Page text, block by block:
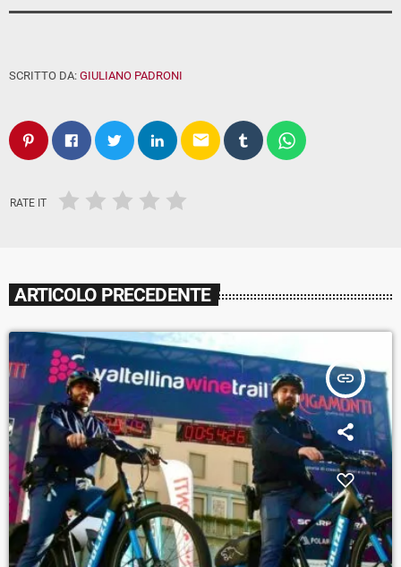
SCRITTO DA: GIULIANO PADRONI
email
RATE IT
ARTICOLO PRECEDENTE
insert_link